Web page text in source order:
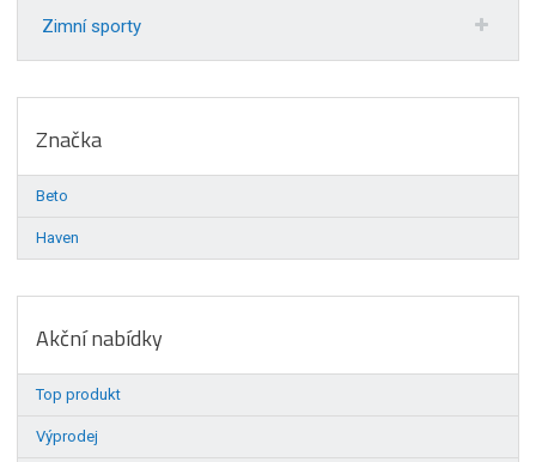
Zimní sporty
Značka
Beto
Haven
Akční nabídky
Top produkt
Výprodej